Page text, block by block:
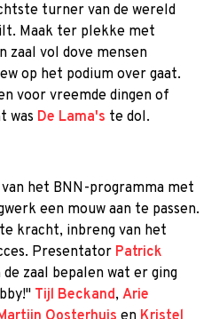
turner van de wereld
Maak ter plekke met
zaal vol dove mensen
op het podium over gaat.
voor vreemde dingen of
was De Lama's te dol.
het BNN-programma met
een mouw aan te passen.
kracht, inbreng van het
Presentator Patrick
zaal bepalen wat er ging
Tijl Beckand, Arie